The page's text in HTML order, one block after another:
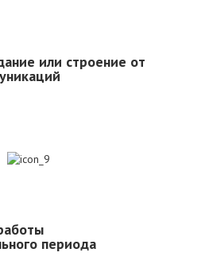
или строение от
периода